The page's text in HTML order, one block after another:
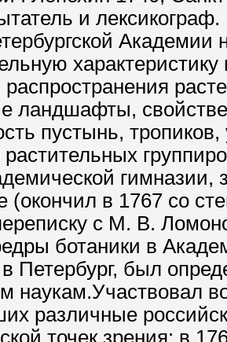
и лексикограф.
Академии
ландшафты,
пустынь,
гимназии,
(окончил в 1767 со
с М. В.
ботаники в
Петербург, был
наукам.Участвовал
различные
точек зрения: в